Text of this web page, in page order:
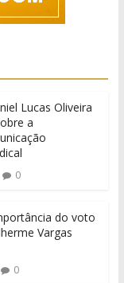
Lucas Oliveira
a
0
do voto
Vargas
0